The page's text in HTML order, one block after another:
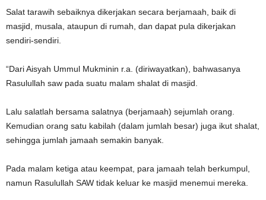
Salat tarawih sebaiknya dikerjakan secara berjamaah, baik di
masjid, musala, ataupun di rumah, dan dapat pula dikerjakan
sendiri-sendiri.
“Dari Aisyah Ummul Mukminin r.a. (diriwayatkan), bahwasanya
Rasulullah saw pada suatu malam shalat di masjid.
Lalu salatlah bersama salatnya (berjamaah) sejumlah orang.
Kemudian orang satu kabilah (dalam jumlah besar) juga ikut shalat,
sehingga jumlah jamaah semakin banyak.
Pada malam ketiga atau keempat, para jamaah telah berkumpul,
namun Rasulullah SAW tidak keluar ke masjid menemui mereka.